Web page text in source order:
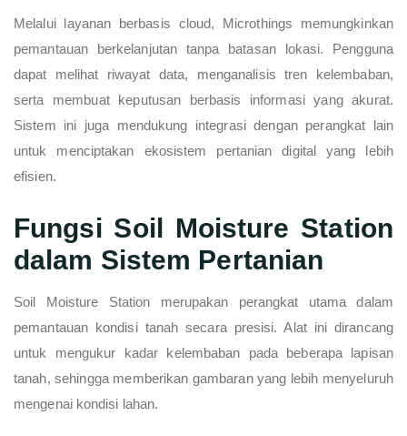
Melalui layanan berbasis cloud, Microthings memungkinkan
pemantauan berkelanjutan tanpa batasan lokasi. Pengguna
dapat melihat riwayat data, menganalisis tren kelembaban,
serta membuat keputusan berbasis informasi yang akurat.
Sistem ini juga mendukung integrasi dengan perangkat lain
untuk menciptakan ekosistem pertanian digital yang lebih
efisien.
Fungsi Soil Moisture Station
dalam Sistem Pertanian
Soil Moisture Station merupakan perangkat utama dalam
pemantauan kondisi tanah secara presisi. Alat ini dirancang
untuk mengukur kadar kelembaban pada beberapa lapisan
tanah, sehingga memberikan gambaran yang lebih menyeluruh
mengenai kondisi lahan.